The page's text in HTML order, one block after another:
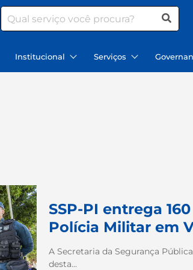
Search
Institucional Serviços
SSP-PI entrega
Polícia Militar em
A Secretaria da Segurança
desta...